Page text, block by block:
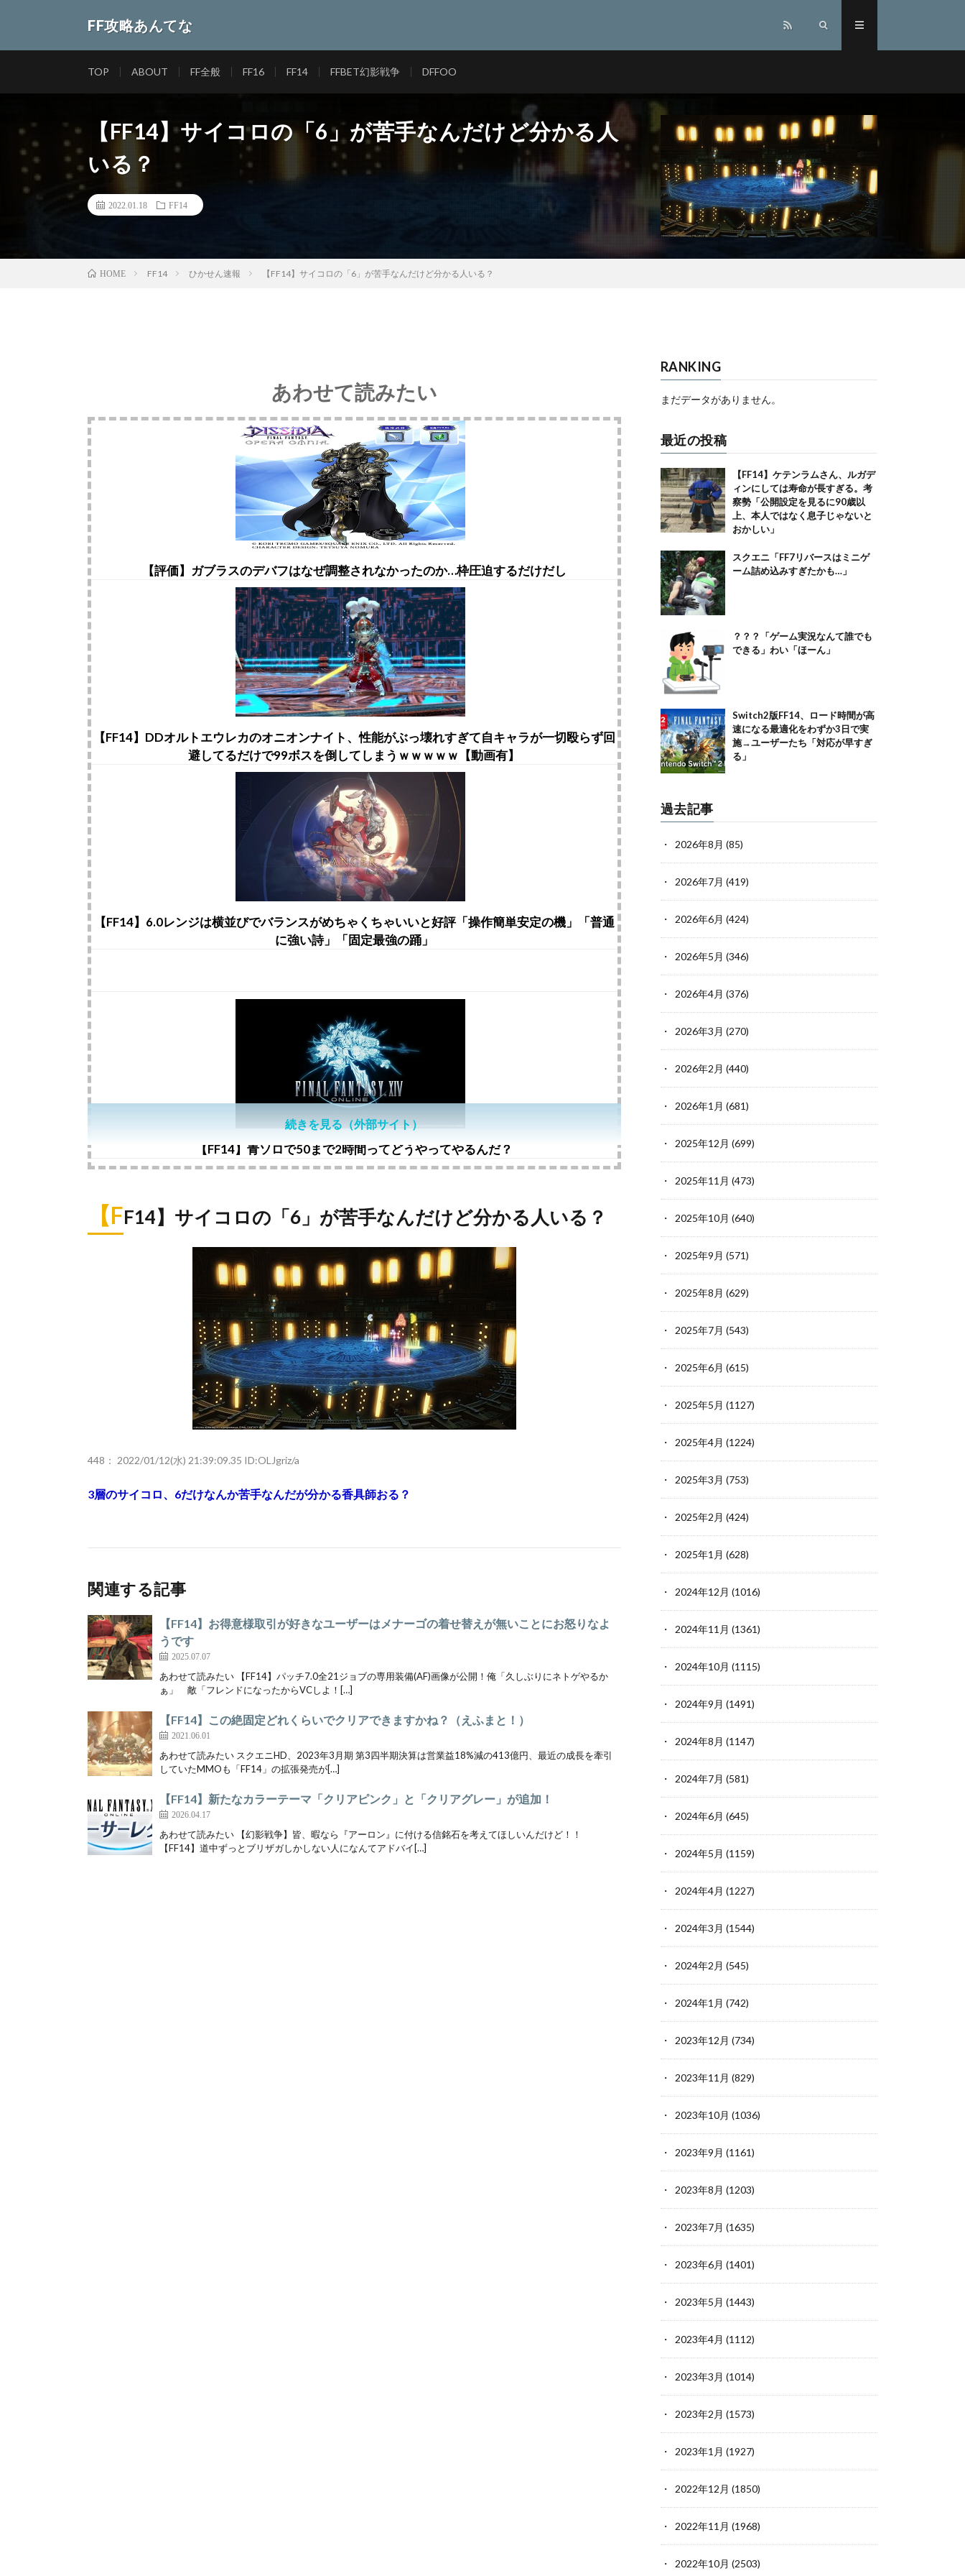
FF攻略あんてな
TOP ABOUT FF全般 FF16 FF14 FFBET幻影戦争 DFFOO
【FF14】サイコロの「6」が苦手なんだけど分かる人
いる？
2022.01.18 FF14
HOME FF14 ひかせん速報 【FF14】サイコロの「6」が苦手なんだけど分かる人いる？
あわせて読みたい
【評価】ガブラスのデバフはなぜ調整されなかったのか…枠圧迫するだけだし
【FF14】DDオルトエウレカのオニオンナイト、性能がぶっ壊れすぎて自キャラが一切殴らず回
避してるだけで99ボスを倒してしまうｗｗｗｗｗ【動画有】
【FF14】6.0レンジは横並びでバランスがめちゃくちゃいいと好評「操作簡単安定の機」「普通
に強い詩」「固定最強の踊」
【FF14】青ソロで50まで2時間ってどうやってやるんだ？
【FF14】サイコロの「6」が苦手なんだけど分かる人いる？
448： 2022/01/12(水) 21:39:09.35 ID:OLJgriz/a
3層のサイコロ、6だけなんか苦手なんだが分かる香具師おる？
続きを見る（外部サイト）
関連する記事
【FF14】お得意様取引が好きなユーザーはメナーゴの着せ替えが無いことにお怒りなよ
うです
2025.07.07
あわせて読みたい 【FF14】パッチ7.0全21ジョブの専用装備(AF)画像が公開！俺「久しぶりにネトゲやるか
ぁ」 敵「フレンドになったからVCしよ！[…]
【FF14】この絶固定どれくらいでクリアできますかね？（えふまと！）
2021.06.01
あわせて読みたい スクエニHD、2023年3月期 第3四半期決算は営業益18%減の413億円、最近の成長を牽引
していたMMOも「FF14」の拡張発売が[…]
【FF14】新たなカラーテーマ「クリアピンク」と「クリアグレー」が追加！
2026.04.17
あわせて読みたい 【幻影戦争】皆、暇なら『アーロン』に付ける信銘石を考えてほしいんだけど！！
【FF14】道中ずっとブリザガしかしない人になんてアドバイ[…]
RANKING
まだデータがありません。
最近の投稿
【FF14】ケテンラムさん、ルガデ
ィンにしては寿命が長すぎる。考
察勢「公開設定を見るに90歳以
上、本人ではなく息子じゃないと
おかしい」
スクエニ「FF7リバースはミニゲ
ーム詰め込みすぎたかも…」
？？？「ゲーム実況なんて誰でも
できる」わい「ほーん」
Switch2版FF14、ロード時間が高
速になる最適化をわずか3日で実
施→ユーザーたち「対応が早すぎ
る」
過去記事
2026年8月 (85)
2026年7月 (419)
2026年6月 (424)
2026年5月 (346)
2026年4月 (376)
2026年3月 (270)
2026年2月 (440)
2026年1月 (681)
2025年12月 (699)
2025年11月 (473)
2025年10月 (640)
2025年9月 (571)
2025年8月 (629)
2025年7月 (543)
2025年6月 (615)
2025年5月 (1127)
2025年4月 (1224)
2025年3月 (753)
2025年2月 (424)
2025年1月 (628)
2024年12月 (1016)
2024年11月 (1361)
2024年10月 (1115)
2024年9月 (1491)
2024年8月 (1147)
2024年7月 (581)
2024年6月 (645)
2024年5月 (1159)
2024年4月 (1227)
2024年3月 (1544)
2024年2月 (545)
2024年1月 (742)
2023年12月 (734)
2023年11月 (829)
2023年10月 (1036)
2023年9月 (1161)
2023年8月 (1203)
2023年7月 (1635)
2023年6月 (1401)
2023年5月 (1443)
2023年4月 (1112)
2023年3月 (1014)
2023年2月 (1573)
2023年1月 (1927)
2022年12月 (1850)
2022年11月 (1968)
2022年10月 (2503)